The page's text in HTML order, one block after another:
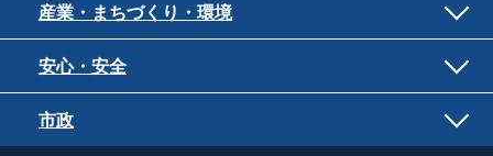
産業・まちづくり・環境
安心・安全
市政